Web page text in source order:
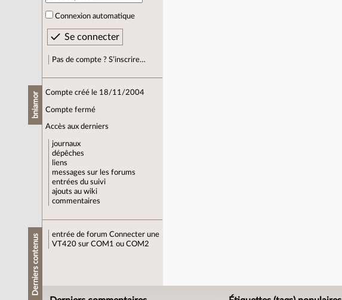
Connexion automatique
Pas de compte ? S’inscrire…
bniamor Compte créé le 18/11/2004
Compte fermé
Accès aux derniers
journaux
dépêches
liens
messages sur les forums
entrées du suivi
ajouts au wiki
commentaires
Derniers contenus entrée de forum Connecter une
VT420 sur COM1 ou COM2